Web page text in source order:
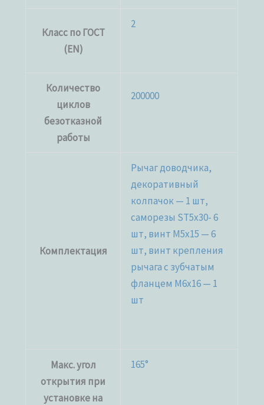
Класс по ГОСТ
(EN)
2
Количество
циклов
безотказной
работы
200000
Комплектация
Рычаг доводчика,
декоративный
колпачок — 1 шт,
саморезы ST5x30- 6
шт, винт M5x15 — 6
шт, винт крепления
рычага c зубчатым
фланцем M6x16 — 1
шт
Макс. угол
открытия при
установке на
165°